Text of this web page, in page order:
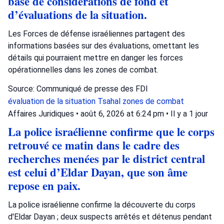
d’évaluations de la situation.
Les Forces de défense israéliennes partagent des
informations basées sur des évaluations, omettant les
détails qui pourraient mettre en danger les forces
opérationnelles dans les zones de combat.
Source: Communiqué de presse des FDI
évaluation de la situation Tsahal zones de combat
Affaires Juridiques • août 6, 2026 at 6:24 pm • Il y a 1 jour
La police israélienne confirme que le corps
retrouvé ce matin dans le cadre des
recherches menées par le district central
est celui d’Eldar Dayan, que son âme
repose en paix.
La police israélienne confirme la découverte du corps
d'Eldar Dayan ; deux suspects arrêtés et détenus pendant